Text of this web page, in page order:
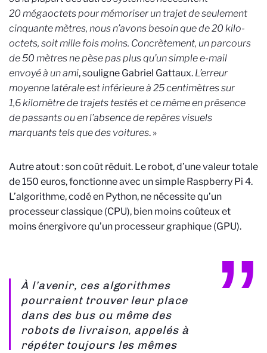
20 mégaoctets pour mémoriser un trajet de seulement
cinquante mètres, nous n’avons besoin que de 20 kilo-
octets, soit mille fois moins. Concrètement, un parcours
de 50 mètres ne pèse pas plus qu’un simple e-mail
envoyé à un ami, souligne Gabriel Gattaux. L’erreur
moyenne latérale est inférieure à 25 centimètres sur
1,6 kilomètre de trajets testés et ce même en présence
de passants ou en l’absence de repères visuels
marquants tels que des voitures. »
Autre atout : son coût réduit. Le robot, d’une valeur totale
de 150 euros, fonctionne avec un simple Raspberry Pi 4.
L’algorithme, codé en Python, ne nécessite qu’un
processeur classique (CPU), bien moins coûteux et
moins énergivore qu’un processeur graphique (GPU).
À l’avenir, ces algorithmes
pourraient trouver leur place
dans des bus ou même des
robots de livraison, appelés à
répéter toujours les mêmes